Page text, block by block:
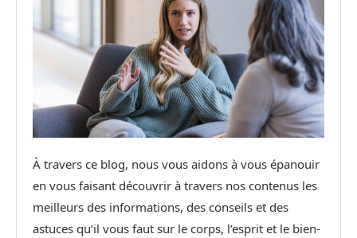
À travers ce blog, nous vous aidons à vous épanouir
en vous faisant découvrir à travers nos contenus les
meilleurs des informations, des conseils et des
astuces qu’il vous faut sur le corps, l’esprit et le bien-